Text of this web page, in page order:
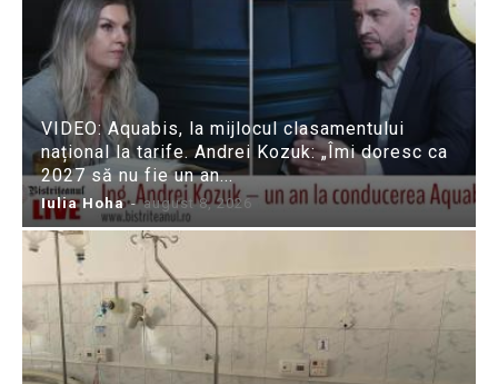
VIDEO: Aquabis, la mijlocul clasamentului
național la tarife. Andrei Kozuk: „Îmi doresc ca
2027 să nu fie un an...
Iulia Hoha - august 8, 2026